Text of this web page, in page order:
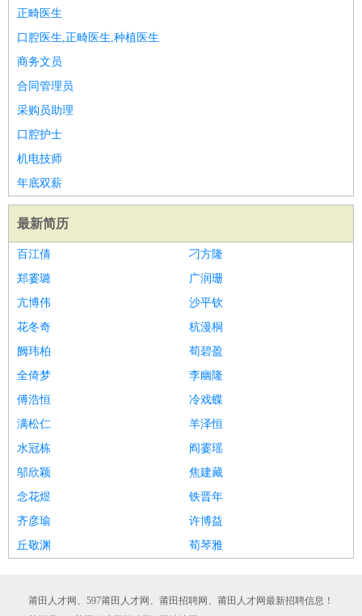
正畸医生
口腔医生,正畸医生,种植医生
商务文员
合同管理员
采购员助理
口腔护士
机电技师
年底双薪
最新简历
百江倩
刁方隆
郑霎璐
广润珊
亢博伟
沙平钦
花冬奇
杭漫桐
阙玮柏
荀碧盈
全倚梦
李幽隆
傅浩恒
冷戏蝶
满松仁
羊泽恒
水冠栋
阎霎瑶
邬欣颖
焦建藏
念花煜
铁晋年
齐彦瑜
许博益
丘敬渊
荀琴雅
莆田人才网、597莆田人才网、莆田招聘网、莆田人才网最新招聘信息！